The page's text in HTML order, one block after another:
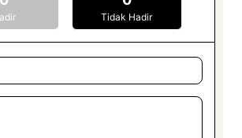
Tidak Hadir